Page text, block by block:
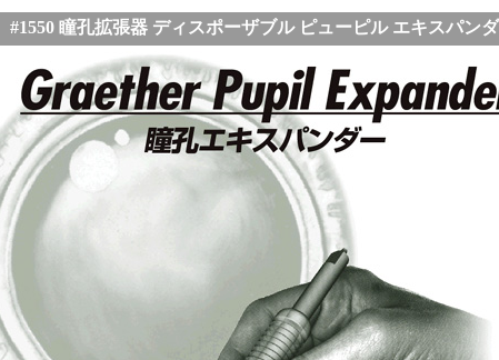
#1550 瞳孔拡張器 ディスポーザブル ピューピル エキスパン